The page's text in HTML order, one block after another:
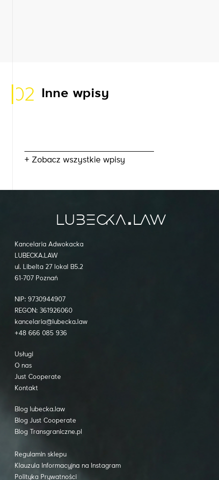
02 Inne wpisy
+ Zobacz wszystkie wpisy
Kancelaria Adwokacka
LUBECKA.LAW
ul. Libelta 27 lokal B5.2
61-707 Poznań
NIP: 9730944907
REGON: 361926060
kancelaria@lubecka.law
+48 666 085 936
Usługi
O nas
Just Cooperate
Kontakt
Blog lubecka.law
Blog Just Cooperate
Blog Transgraniczne.pl
Regulamin sklepu
Klauzula Informacyjna na Instagram
Polityka Prywatności